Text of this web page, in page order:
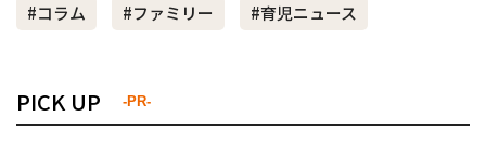
#コラム
#ファミリー #育児ニュース
PICK UP -PR-